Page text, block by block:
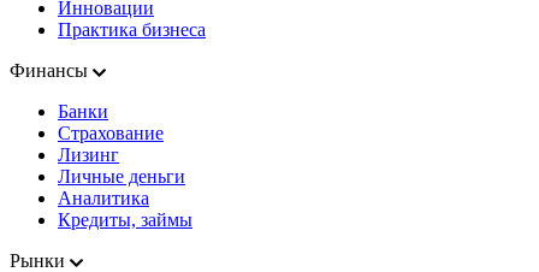
Инновации
Практика бизнеса
Финансы
Банки
Страхование
Лизинг
Личные деньги
Аналитика
Кредиты, займы
Рынки